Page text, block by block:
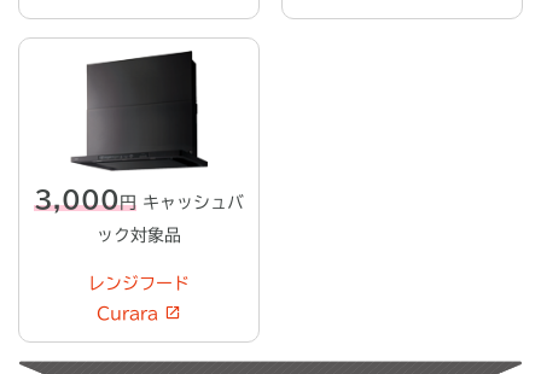
3,000円 キャッシュバ
ック対象品
レンジフード
Curara